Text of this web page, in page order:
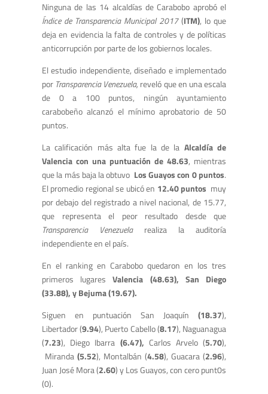
Ninguna de las 14 alcaldías de Carabobo aprobó el
Índice de Transparencia Municipal 2017(ITM), lo que
deja en evidencia la falta de controles y de políticas
anticorrupción por parte de los gobiernos locales.
El estudio independiente, diseñado e implementado
por Transparencia Venezuela, reveló que en una escala
de 0 a 100 puntos, ningún ayuntamiento
carabobeño alcanzó el mínimo aprobatorio de 50
puntos.
La calificación más alta fue la de la Alcaldía de
Valencia con una puntuación de 48.63, mientras
que la más baja la obtuvo Los Guayos con 0 puntos.
El promedio regional se ubicó en 12.40 puntos muy
por debajo del registrado a nivel nacional, de 15.77,
que representa el peor resultado desde que
Transparencia Venezuelarealiza la auditoría
independiente en el país.
En el ranking en Carabobo quedaron en los tres
primeros lugaresValencia (48.63), San Diego
(33.88), y Bejuma (19.67).
Siguen en puntuación San Joaquín (18.37),
Libertador (9.94), Puerto Cabello (8.17), Naguanagua
(7.23), Diego Ibarra (6.47), Carlos Arvelo (5.70),
Miranda (5.52), Montalbán (4.58), Guacara (2.96),
Juan José Mora (2.60) y Los Guayos, con cero punt0s
(0).